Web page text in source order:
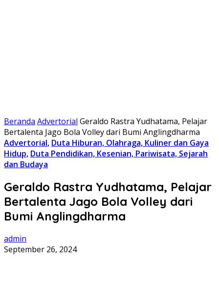
Beranda Advertorial Geraldo Rastra Yudhatama, Pelajar
Bertalenta Jago Bola Volley dari Bumi Anglingdharma
Advertorial, Duta Hiburan, Olahraga, Kuliner dan Gaya
Hidup, Duta Pendidikan, Kesenian, Pariwisata, Sejarah
dan Budaya
Geraldo Rastra Yudhatama, Pelajar
Bertalenta Jago Bola Volley dari
Bumi Anglingdharma
admin
September 26, 2024